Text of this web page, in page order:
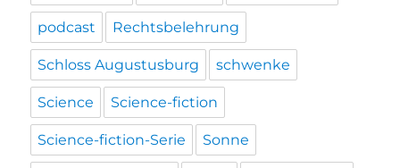
podcast Rechtsbelehrung
Schloss Augustusburg schwenke
Science Science-fiction
Science-fiction-Serie Sonne